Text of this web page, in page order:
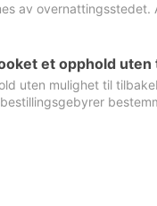
av overnattingsstedet.
et opphold uten
uten mulighet til